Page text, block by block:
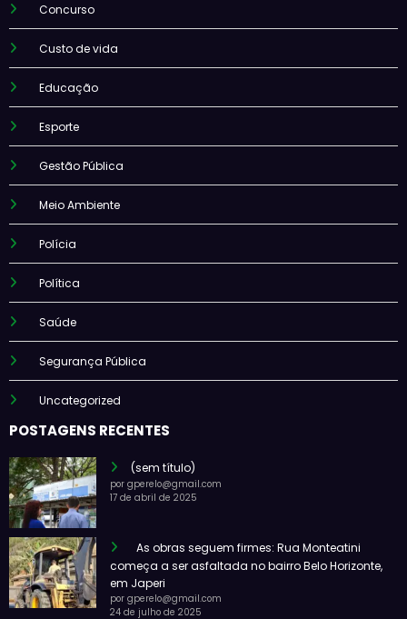
Concurso
Custo de vida
Educação
Esporte
Gestão Pública
Meio Ambiente
Polícia
Política
Saúde
Segurança Pública
Uncategorized
POSTAGENS RECENTES
(sem título)
por gperelo@gmail.com
17 de abril de 2025
As obras seguem firmes: Rua Monteatini
começa a ser asfaltada no bairro Belo Horizonte,
em Japeri
por gperelo@gmail.com
24 de julho de 2025